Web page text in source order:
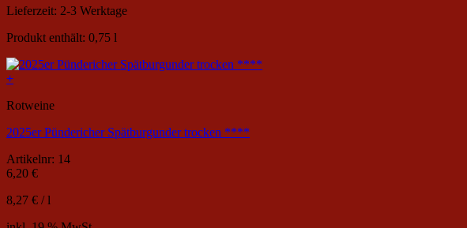
Lieferzeit: 2-3 Werktage
Produkt enthält: 0,75 l
+
Rotweine
2025er Pündericher Spätburgunder trocken ****
Artikelnr: 14
6,20 €
8,27 € /l